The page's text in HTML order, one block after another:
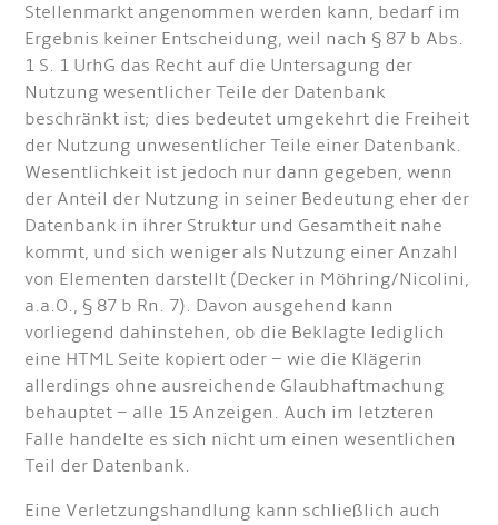
Stellenmarkt angenommen werden kann, bedarf im
Ergebnis keiner Entscheidung, weil nach § 87 b Abs.
1 S. 1 UrhG das Recht auf die Untersagung der
Nutzung wesentlicher Teile der Datenbank
beschränkt ist; dies bedeutet umgekehrt die Freiheit
der Nutzung unwesentlicher Teile einer Datenbank.
Wesentlichkeit ist jedoch nur dann gegeben, wenn
der Anteil der Nutzung in seiner Bedeutung eher der
Datenbank in ihrer Struktur und Gesamtheit nahe
kommt, und sich weniger als Nutzung einer Anzahl
von Elementen darstellt (Decker in Möhring/Nicolini,
a.a.O., § 87 b Rn. 7). Davon ausgehend kann
vorliegend dahinstehen, ob die Beklagte lediglich
eine HTML Seite kopiert oder – wie die Klägerin
allerdings ohne ausreichende Glaubhaftmachung
behauptet – alle 15 Anzeigen. Auch im letzteren
Falle handelte es sich nicht um einen wesentlichen
Teil der Datenbank.
Eine Verletzungshandlung kann schließlich auch